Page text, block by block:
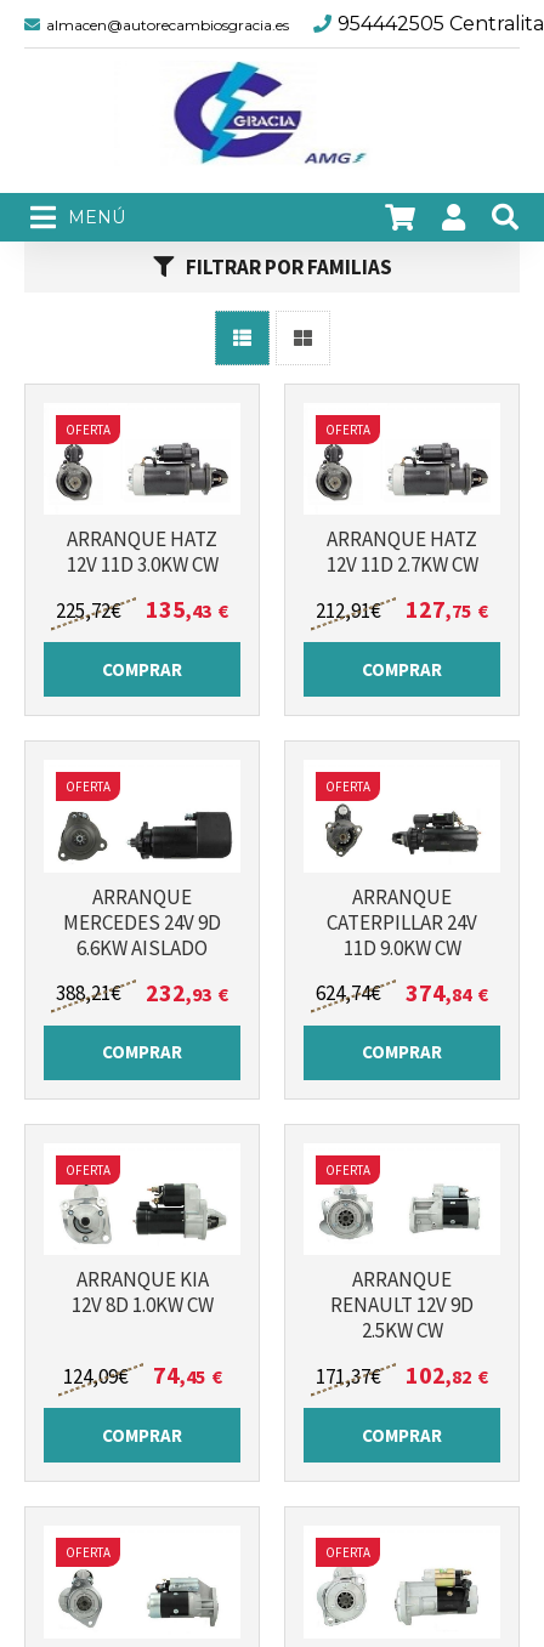
almacen@autorecambiosgracia.es 954442505 Centralita
FILTRAR POR FAMILIAS
OFERTA
ARRANQUE HATZ
12V 11D 3.0KW CW
225,72€ 135,43 €
COMPRAR
OFERTA
ARRANQUE HATZ
12V 11D 2.7KW CW
212,91€ 127,75 €
COMPRAR
OFERTA
ARRANQUE
MERCEDES 24V 9D
6.6KW AISLADO
388,21€ 232,93 €
COMPRAR
OFERTA
ARRANQUE
CATERPILLAR 24V
11D 9.0KW CW
624,74€ 374,84 €
COMPRAR
OFERTA
ARRANQUE KIA
12V 8D 1.0KW CW
124,09€ 74,45 €
COMPRAR
OFERTA
ARRANQUE
RENAULT 12V 9D
2.5KW CW
171,37€ 102,82 €
COMPRAR
OFERTA OFERTA